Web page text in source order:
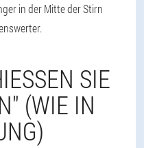
in der Mitte der Stirn
SIE U
(WIE IN D